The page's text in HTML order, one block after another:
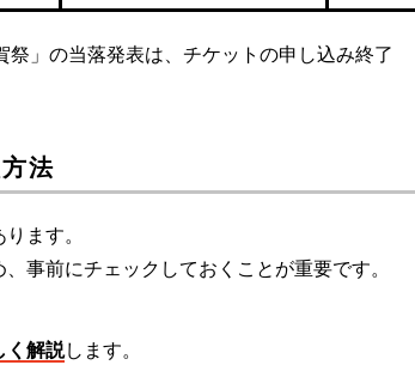
祭」の当落発表は、チケットの申し込み終了
法
ます。
事前にチェックしておくことが重要です。
く解説します。